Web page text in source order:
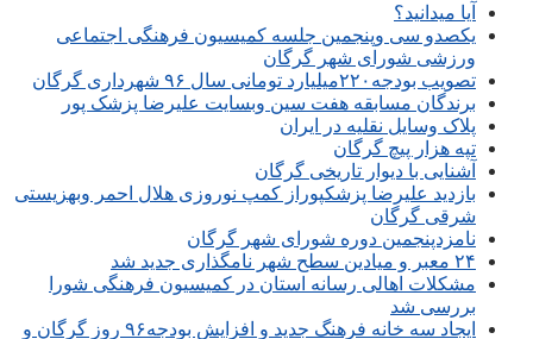
آیا میدانید؟
یکصدو سی وپنجمین جلسه کمیسیون فرهنگی اجتماعی
ورزشی شورای شهر گرگان
تصویب بودجه۲۲۰میلیارد تومانی سال ۹۶ شهرداری گرگان
برندگان مسابقه هفت سین وبسایت علیرضا پزشک پور
پلاک وسایل نقلیه در ایران
تپه هزار پیچ گرگان
آشنایی با دیوار تاریخی گرگان
بازدید علیرضا پزشکپوراز کمپ نوروزی هلال احمر وبهزیستی
شرقی گرگان
نامزدپنجمین دوره شورای شهر گرگان
۲۴ معبر و میادین سطح شهر نامگذاری جدید شد
مشکلات اهالی رسانه استان در کمیسیون فرهنگی شورا
بررسی شد
ایجاد سه خانه فرهنگ جدید و افزایش بودجه۹۶ روز گرگان و